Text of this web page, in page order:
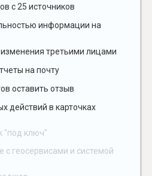
с 25 источников
информации на
третьими лицами
на почту
оставить отзыв
действий в карточках
"под ключ"
с геосервисами и системой